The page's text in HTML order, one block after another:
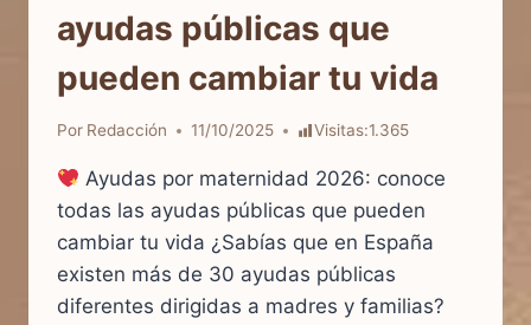
ayudas públicas que
pueden cambiar tu vida
Por Redacción 11/10/2025 Visitas:1.365
Ayudas por maternidad 2026: conoce
todas las ayudas públicas que pueden
cambiar tu vida ¿Sabías que en España
existen más de 30 ayudas públicas
diferentes dirigidas a madres y familias?